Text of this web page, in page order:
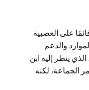
على العصبية
والدعم
ينظر إليه ابن
الجماعة، لكنه